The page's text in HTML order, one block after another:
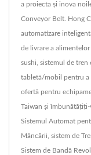
a proiecta și inova
Conveyor Belt. Hong
automatizare
de livrare a
sushi, sistemul de tren
tabletă/mobil pentru a
ofertă pentru
Taiwan și
Sistemul Automat
Mâncării, sistem de
Sistem de Bandă